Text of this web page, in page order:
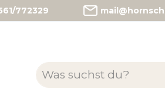
772329